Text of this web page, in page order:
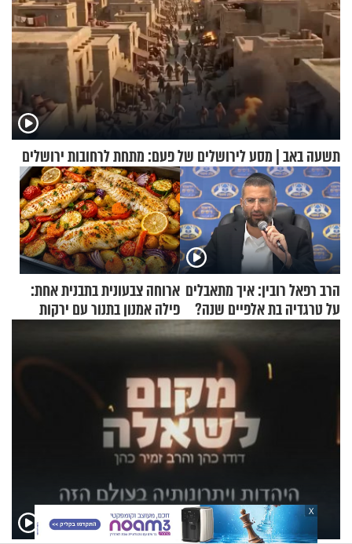
תשעה באב | מסע לירושלים של פעם: מתחת לרחובות ירושלים
הרב רפאל רובין: איך מתאבלים
על טרגדיה בת אלפיים שנה?
ארוחה צבעונית בתבנית אחת:
פילה אמנון בתנור עם ירקות
X